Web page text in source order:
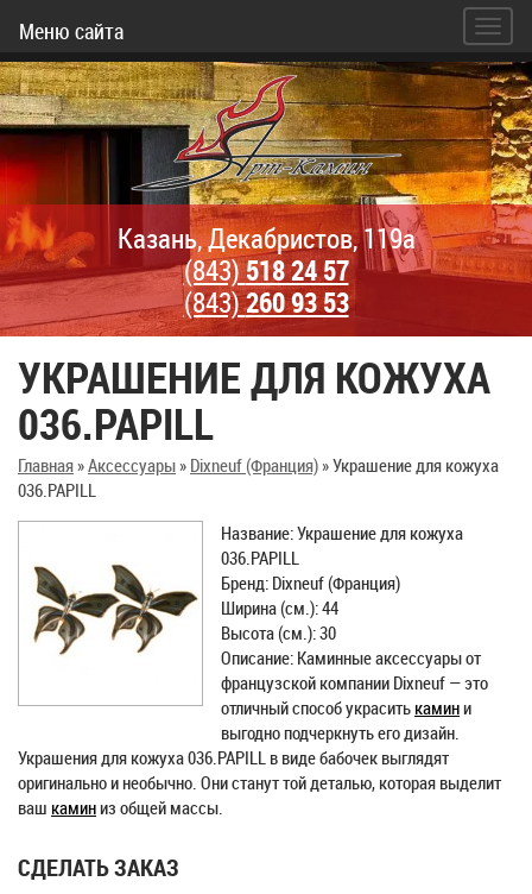
Меню сайта
Казань, Декабристов, 119а
(843)518 24 57
(843)260 93 53
УКРАШЕНИЕ ДЛЯ КОЖУХА
036.PAPILL
Главная»Аксессуары» Dixneuf (Франция)»Украшение для кожуха
036.PAPILL
Название: Украшение для кожуха
036.PAPILL
Бренд: Dixneuf (Франция)
Ширина (см.): 44
Высота (см.): 30
Описание: Каминные аксессуары от
французской компании Dixneuf — это
отличный способ украсить камини
выгодно подчеркнуть его дизайн.
Украшения для кожуха 036.PAPILL в виде бабочек выглядят
оригинально и необычно. Они станут той деталью, которая выделит
ваш каминиз общей массы.
СДЕЛАТЬ ЗАКАЗ